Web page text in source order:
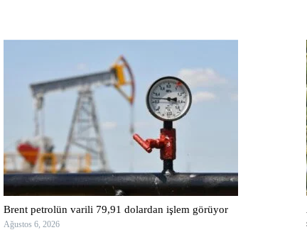
Brent petrolün varili 79,91 dolardan işlem görüyor
Ağustos 6, 2026